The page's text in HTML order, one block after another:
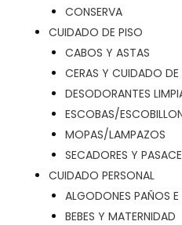
CONSERVA
CUIDADO DE PISO
CABOS Y ASTAS
CERAS Y CUIDADO DE
DESODORANTES
ESCOBAS/
MOPAS/LAMPAZOS
SECADORES Y
CUIDADO PERSONAL
ALGODONES PAÑOS
BEBES Y MATERNIDAD